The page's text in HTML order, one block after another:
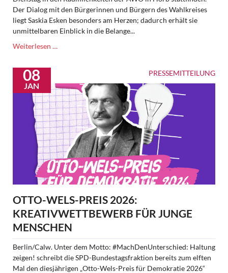
Der Dialog mit den Bürgerinnen und Bürgern des Wahlkreises
liegt Saskia Esken besonders am Herzen; dadurch erhält sie
unmittelbaren Einblick in die Belange...
Weiterlesen …
Horb
PRESSEMITTEILUNG
08
JAN
OTTO-WELS-PREIS 2026:
KREATIVWETTBEWERB FÜR JUNGE
MENSCHEN
Berlin/Calw. Unter dem Motto: #MachDenUnterschied: Haltung
zeigen! schreibt die SPD-Bundestagsfraktion bereits zum elften
Mal den diesjährigen „Otto-Wels-Preis für Demokratie 2026“